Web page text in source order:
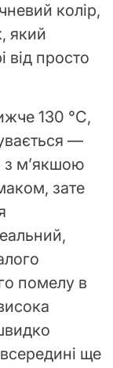
колір,
який
від просто
130 °C,
—
з м’якшою
зате
помелу в
ще